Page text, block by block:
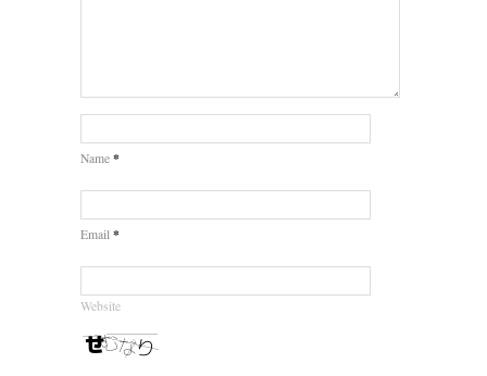
Name *
Email *
Website